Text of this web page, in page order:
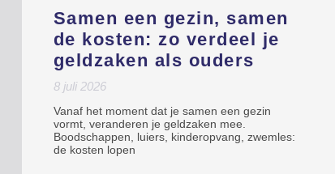
Samen een gezin, samen
de kosten: zo verdeel je
geldzaken als ouders
8 juli 2026
Vanaf het moment dat je samen een gezin
vormt, veranderen je geldzaken mee.
Boodschappen, luiers, kinderopvang, zwemles:
de kosten lopen